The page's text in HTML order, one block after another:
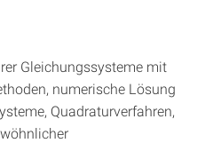
Gleichungssysteme mit
numerische Lösung
Quadraturverfahren,